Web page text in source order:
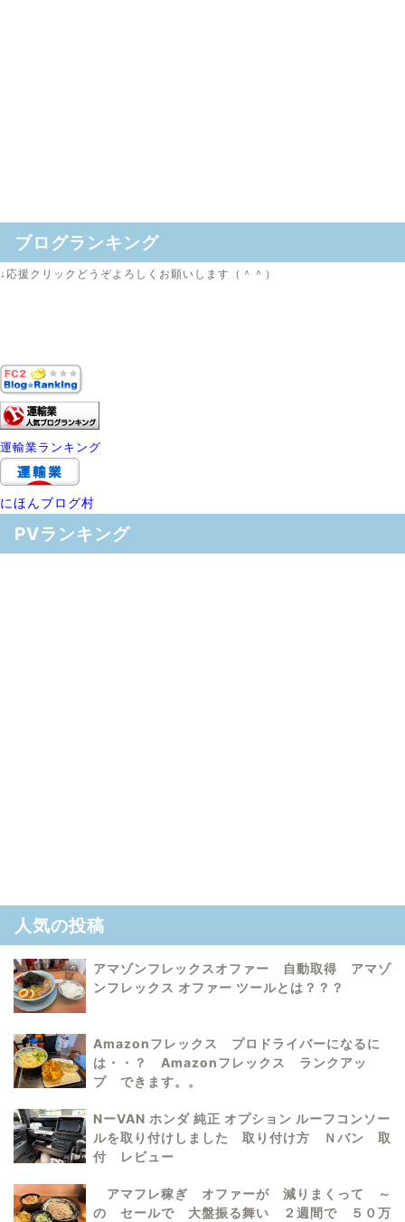
ブログランキング
↓応援クリックどうぞよろしくお願いします（＾＾）
運輸業ランキング
にほんブログ村
PVランキング
人気の投稿
アマゾンフレックスオファー 自動取得 アマゾ
ンフレックス オファー ツールとは？？？
Amazonフレックス プロドライバーになるに
は・・？ Amazonフレックス ランクアッ
プ できます。。
NーVAN ホンダ 純正 オプション ルーフコンソー
ルを取り付けしました 取り付け方 Ｎバン 取
付 レビュー
アマフレ稼ぎ オファーが 減りまくって ～
の セールで 大盤振る舞い ２週間で ５０万